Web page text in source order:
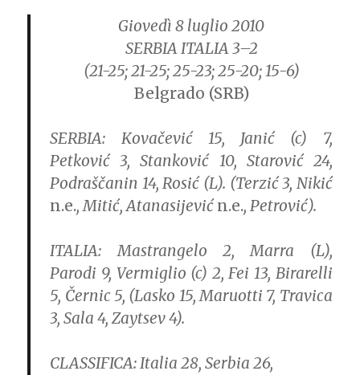
Giovedì 8 luglio 2010
SERBIA ITALIA 3–2
(21-25; 21-25; 25-23; 25-20; 15-6)
Belgrado (SRB)
SERBIA: Kovačević 15, Janić (c) 7,
Petković 3, Stanković 10, Starović 24,
Podraščanin 14, Rosić (L). (Terzić 3, Nikić
n.e., Mitić, Atanasijević n.e., Petrović).
ITALIA: Mastrangelo 2, Marra (L),
Parodi 9, Vermiglio (c) 2, Fei 13, Birarelli
5, Černic 5, (Lasko 15, Maruotti 7, Travica
3, Sala 4, Zaytsev 4).
CLASSIFICA:Italia 28, Serbia 26,